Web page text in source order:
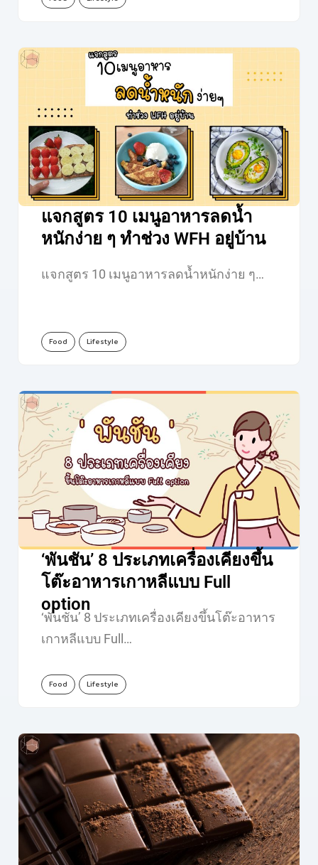
แจกสูตร 10 เมนูอาหารลดน้ำ
หนักง่าย ๆ ทำช่วง WFH อยู่บ้าน
แจกสูตร 10 เมนูอาหารลดน้ำหนักง่าย ๆ…
Food Lifestyle
‘พันชัน’ 8 ประเภทเครื่องเคียงขึ้น
โต๊ะอาหารเกาหลีแบบ Full
option
‘พันชัน’ 8 ประเภทเครื่องเคียงขึ้นโต๊ะอาหาร
เกาหลีแบบ Full…
Food Lifestyle